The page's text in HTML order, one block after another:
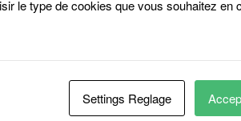
Les champs obligatoires sont indiqués avec*
le type de cookies que vous souhaitez en
Settings Reglage